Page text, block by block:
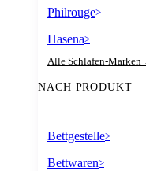
Philrouge>
Hasena>
Alle Schlafen-Marken
NACH PRODUKT
Bettgestelle>
Bettwaren>